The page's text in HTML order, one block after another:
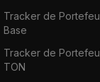
Tracker de
Base
Tracker de
TON